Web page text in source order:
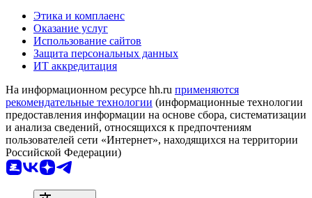
Этика и комплаенс
Оказание услуг
Использование сайтов
Защита персональных данных
ИТ аккредитация
На информационном ресурсе hh.ru применяются
рекомендательные технологии (информационные технологии
предоставления информации на основе сбора, систематизации
и анализа сведений, относящихся к предпочтениям
пользователей сети «Интернет», находящихся на территории
Российской Федерации)